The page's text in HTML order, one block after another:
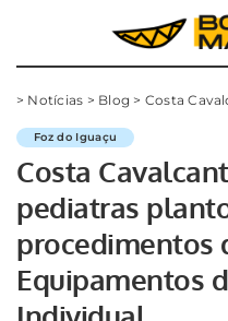
> Notícias > Blog > Costa Cavalcanti está
Foz do Iguaçu
Costa
pediatras
procedimentos
Equipamentos